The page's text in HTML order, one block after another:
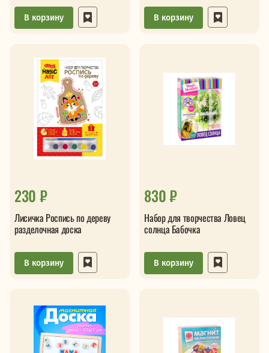
В корзину В корзину
230 ₽
Лисичка Роспись по дереву
разделочная доска
В корзину
830 ₽
Набор для творчества Ловец
солнца Бабочка
В корзину